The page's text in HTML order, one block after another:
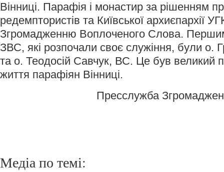
Вінниці. Парафія і монастир за рішенням
редемптористів та Київської архиєпархії
Згромадженню Воплоченого Слова.
ЗВС, які розпочали своє служіння, були о.
та о. Теодосій Савчук, ВС. Це був великий
життя парафіян Вінниці.
Пресслужба
Медіа по темі: